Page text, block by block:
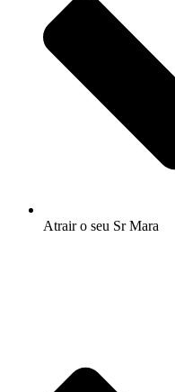
Atrair o seu Sr Mara